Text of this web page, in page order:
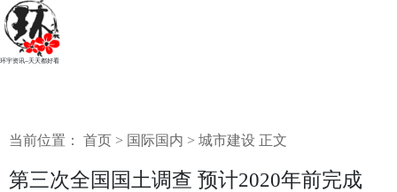
环宇资讯--天天都好看
当前位置： 首页 > 国际国内 > 城市建设 正文
第三次全国国土调查 预计2020年前完成